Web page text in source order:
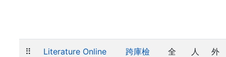
⠿
Literature Online
跨庫檢
全
人
外